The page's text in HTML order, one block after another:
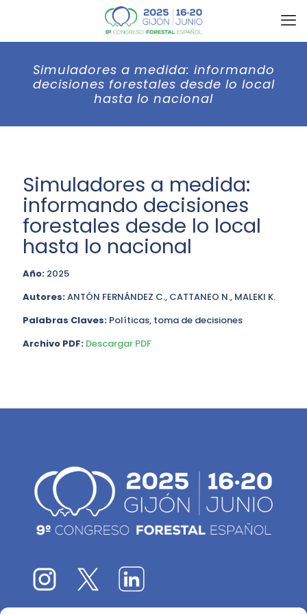
Simuladores a medida: informando
decisiones forestales desde lo local
hasta lo nacional
Simuladores a medida:
informando decisiones
forestales desde lo local
hasta lo nacional
Año: 2025
Autores:ANTÓN FERNÁNDEZ C., CATTANEO N., MALEKI K.
Palabras Claves: Políticas, toma de decisiones
Archivo PDF: Descargar PDF